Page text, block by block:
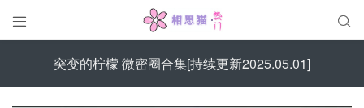
 
突变的柠檬 微密圈合集[持续更新2025.05.01]